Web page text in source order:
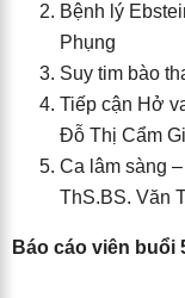
Bệnh lý
Phụng
Suy tim bào
Tiếp cận Hở
Đỗ Thị Cẩm
Ca lâm sàng
ThS.BS. Văn
Báo cáo viên buổi